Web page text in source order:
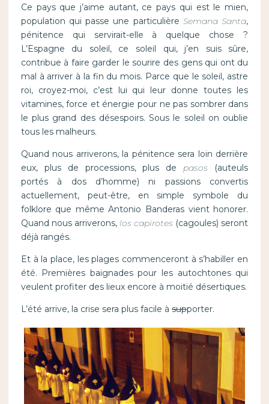
Ce pays que j’aime autant, ce pays qui est le mien,
population qui passe une particulière Semana Santa,
pénitence qui servirait-elle à quelque chose ?
L’Espagne du soleil, ce soleil qui, j’en suis sûre,
contribue à faire garder le sourire des gens qui ont du
mal à arriver à la fin du mois. Parce que le soleil, astre
roi, croyez-moi, c’est lui qui leur donne toutes les
vitamines, force et énergie pour ne pas sombrer dans
le plus grand des désespoirs. Sous le soleil on oublie
tous les malheurs.
Quand nous arriverons, la pénitence sera loin derrière
eux, plus de processions, plus de pasos
(auteuls
portés à dos d’homme) ni passions convertis
actuellement, peut-être, en simple symbole du
folklore que même Antonio Banderas vient honorer.
Quand nous arriverons,los capirotes (cagoules) seront
déjà rangés.
Et à la place, les plages commenceront à s’habiller en
été. Premières baignades pour les autochtones qui
veulent profiter des lieux encore à moitié désertiques.
L’été arrive, la crise sera plus facile à supporter.